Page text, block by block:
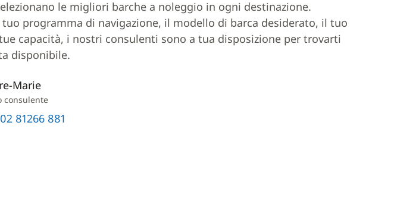
le migliori barche a noleggio in ogni destinazione.
programma di navigazione, il modello di barca desiderato, il tuo
capacità, i nostri consulenti sono a tua disposizione per trovarti
disponibile.
Marie
consulente
81266 881